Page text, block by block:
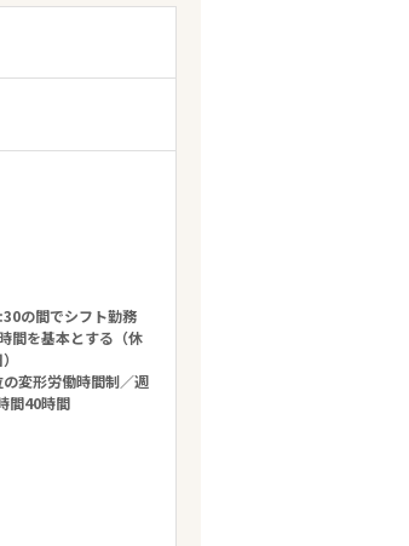
の間でシフト勤務
間を基本とする（休
変形労働時間制／週
間40時間